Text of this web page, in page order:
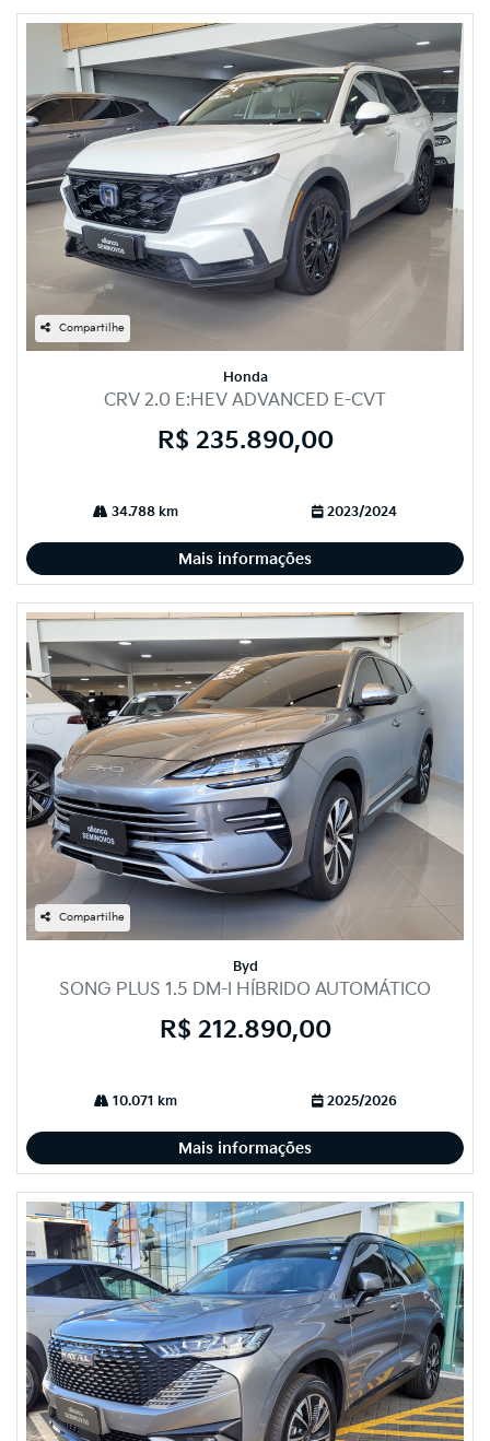
Compartilhe
Honda
CRV 2.0 E:HEV ADVANCED E-CVT
R$ 235.890,00
34.788 km 2023/2024
Mais informações
Compartilhe
Byd
SONG PLUS 1.5 DM-I HÍBRIDO AUTOMÁTICO
R$ 212.890,00
10.071 km 2025/2026
Mais informações